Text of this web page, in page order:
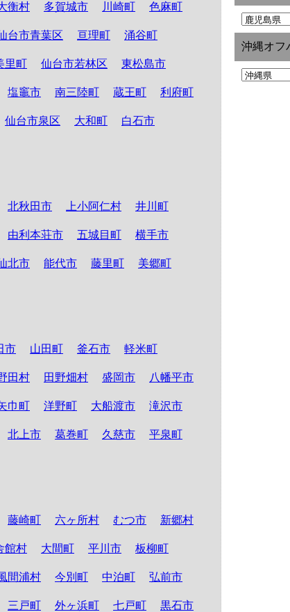
衡村 多賀城市 川崎町 色麻町
台市青葉区 亘理町 涌谷町
里町 仙台市若林区 東松島市
塩竈市 南三陸町 蔵王町 利府町
仙台市泉区 大和町 白石市
北秋田市 上小阿仁村 井川町
由利本荘市 五城目町 横手市
北市 能代市 藤里町 美郷町
市 山田町 釜石市 軽米町
田村 田野畑村 盛岡市 八幡平市
巾町 洋野町 大船渡市 滝沢市
北上市 葛巻町 久慈市 平泉町
藤崎町 六ヶ所村 むつ市 新郷村
館村 大間町 平川市 板柳町
間浦村 今別町 中泊町 弘前市
三戸町 外ヶ浜町 七戸町 黒石市
沖縄オフ